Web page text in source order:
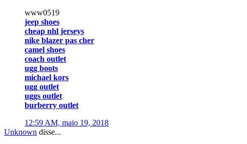
www0519
jeep shoes
cheap nhl jerseys
nike blazer pas cher
camel shoes
coach outlet
ugg boots
michael kors
ugg outlet
uggs outlet
burberry outlet
12:59 AM, maio 19, 2018
Unknown disse...